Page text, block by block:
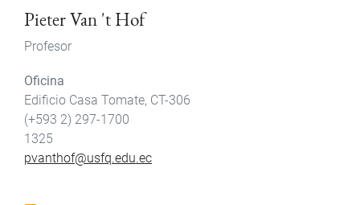
Pieter Van 't Hof
Profesor
Oficina
Edificio Casa Tomate, CT-306
(+593 2) 297-1700
1325
pvanthof@usfq.edu.ec